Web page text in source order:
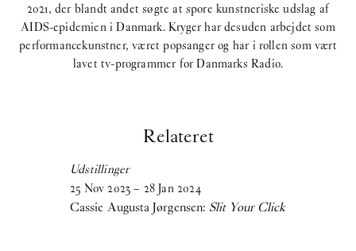
2021, der blandt andet søgte at spore kunstneriske udslag af
AIDS-epidemien i Danmark. Kryger har desuden arbejdet som
performancekunstner, været popsanger og har i rollen som vært
lavet tv-programmer for Danmarks Radio.
Relateret
Udstillinger
25 Nov 2023 – 28 Jan 2024
Cassie Augusta Jørgensen: Slit Your Click